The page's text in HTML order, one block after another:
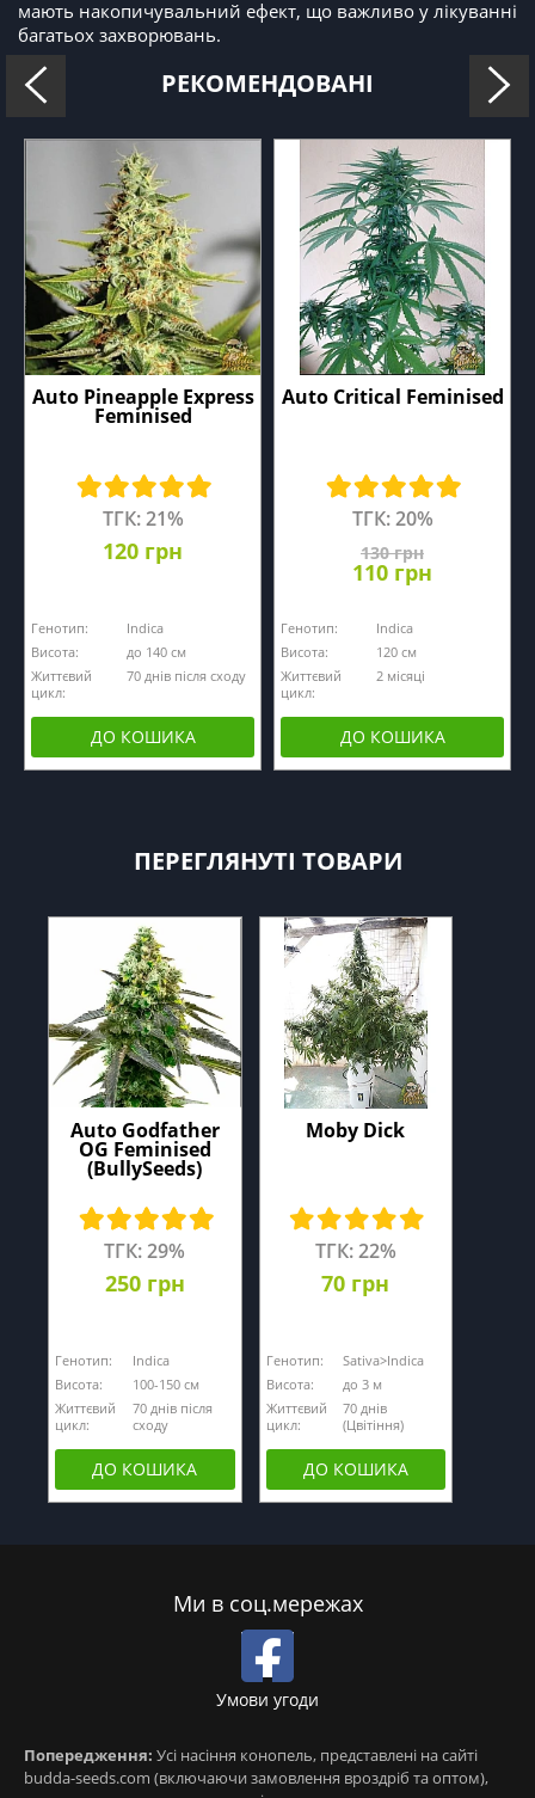
мають накопичувальний ефект, що важливо у лікуванні
багатьох захворювань.
РЕКОМЕНДОВАНІ
Auto Pineapple Express
Feminised
ТГК: 21%
120 грн
Генотип:
Indica
Висота:
до 140 см
Життєвий
цикл:
70 днів після сходу
ДО КОШИКА
Auto Critical Feminised
ТГК: 20%
130 грн
110 грн
Генотип:
Indica
Висота:
120 см
Життєвий
цикл:
2 місяці
ДО КОШИКА
ПЕРЕГЛЯНУТІ ТОВАРИ
Auto Godfather
OG Feminised
(BullySeeds)
ТГК: 29%
250 грн
Генотип:
Indica
Висота:
100-150 см
Життєвий
цикл:
70 днів після
сходу
ДО КОШИКА
Moby Dick
ТГК: 22%
70 грн
Генотип:
Sativa>Indica
Висота:
до 3 м
Життєвий
цикл:
70 днів
(Цвітіння)
ДО КОШИКА
Ми в соц.мережах
Умови угоди
Попередження: Усі насіння конопель, представлені на сайті
budda-seeds.com (включаючи замовлення вроздріб та оптом),